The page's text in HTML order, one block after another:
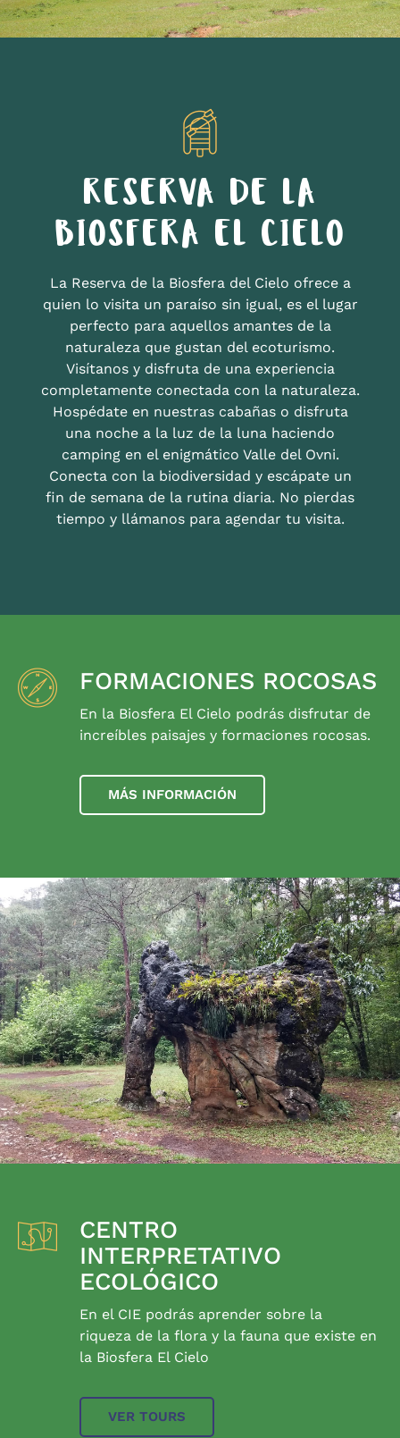
RESERVA DE LA
BIOSFERA EL CIELO
La Reserva de la Biosfera del Cielo ofrece a
quien lo visita un paraíso sin igual, es el lugar
perfecto para aquellos amantes de la
naturaleza que gustan del ecoturismo.
Visítanos y disfruta de una experiencia
completamente conectada con la naturaleza.
Hospédate en nuestras cabañas o disfruta
una noche a la luz de la luna haciendo
camping en el enigmático Valle del Ovni.
Conecta con la biodiversidad y escápate un
fin de semana de la rutina diaria. No pierdas
tiempo y llámanos para agendar tu visita.
FORMACIONES ROCOSAS
En la Biosfera El Cielo podrás disfrutar de
increíbles paisajes y formaciones rocosas.
MÁS INFORMACIÓN
CENTRO
INTERPRETATIVO
ECOLÓGICO
En el CIE podrás aprender sobre la
riqueza de la flora y la fauna que existe en
la Biosfera El Cielo
VER TOURS